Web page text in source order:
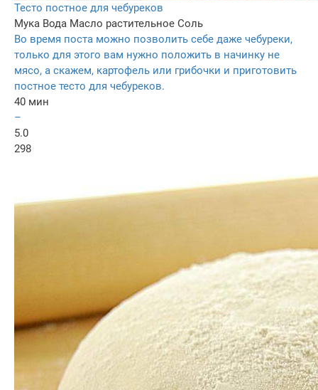
Тесто постное для чебуреков
Мука Вода Масло растительное Соль
Во время поста можно позволить себе даже чебуреки,
только для этого вам нужно положить в начинку не
мясо, а скажем, картофель или грибочки и приготовить
постное тесто для чебуреков.
40 мин
–
5.0
298